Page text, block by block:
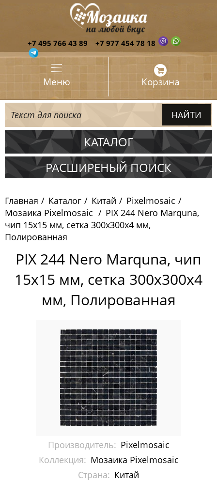
+7 495 766 43 89 +7 977 454 78 18
Меню Корзина
КАТАЛОГ
Испания
Китай
Pixelmosaic
Мозаика Pixelmosaic
Зеркала NS Bath
Керамогранит NSceramic
Мозаика ArtMoment
Мозаика Bars Crystal Mosaic
Мозаика Bonaparte
Мозаика Caramelle Mosaic
Мозаика Dao
Мозаика Decor-mosaic
Мозаика Imagine Mosaic
РАСШИРЕНЫЙ ПОИСК
Главная Каталог Китай
Pixelmosaic
Мозаика Pixelmosaic
PIX 244 Nero Marquna,
чип 15х15 мм, сетка 300х300х4 мм,
Полированная
PIX 244 Nero Marquna, чип
15х15 мм, сетка 300х300х4
мм, Полированная
Производитель: Pixelmosaic
Коллекция: Мозаика Pixelmosaic
Страна: Китай